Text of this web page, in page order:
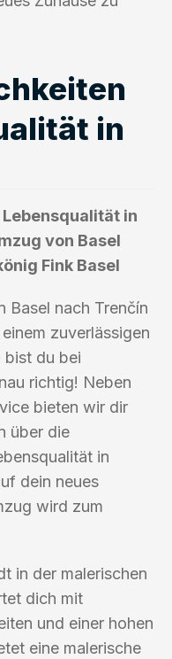
in
in
von Basel
Fink Basel
Basel nach Trenčín
zuverlässigen
bist du bei
richtig! Neben
bieten wir dir
über die
in
dein neues
wird zum
in der malerischen
dich mit
und einer hohen
eine malerische